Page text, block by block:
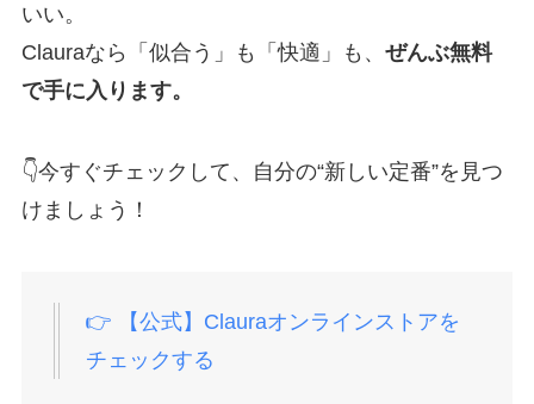
いい。
Clauraなら「似合う」も「快適」も、 ぜんぶ無料
で手に入ります。
👇今すぐチェックして、自分の“新しい定番”を見つ
けましょう！
👉 【公式】Clauraオンラインストアを
チェックする